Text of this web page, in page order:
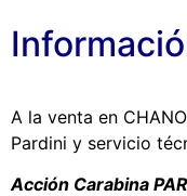
A la venta en
Pardini y servicio
Acción Carabina